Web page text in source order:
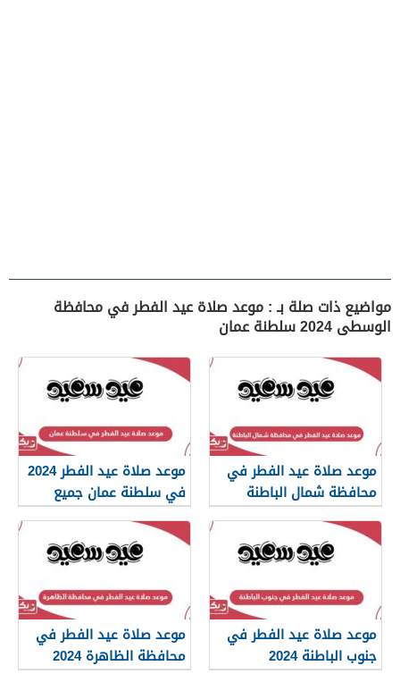
مواضيع ذات صلة بـ : موعد صلاة عيد الفطر في محافظة
الوسطى 2024 سلطنة عمان
موعد صلاة عيد الفطر في
محافظة شمال الباطنة
2024
موعد صلاة عيد الفطر 2024
في سلطنة عمان جميع
المحافظات
موعد صلاة عيد الفطر في
جنوب الباطنة 2024
موعد صلاة عيد الفطر في
محافظة الظاهرة 2024